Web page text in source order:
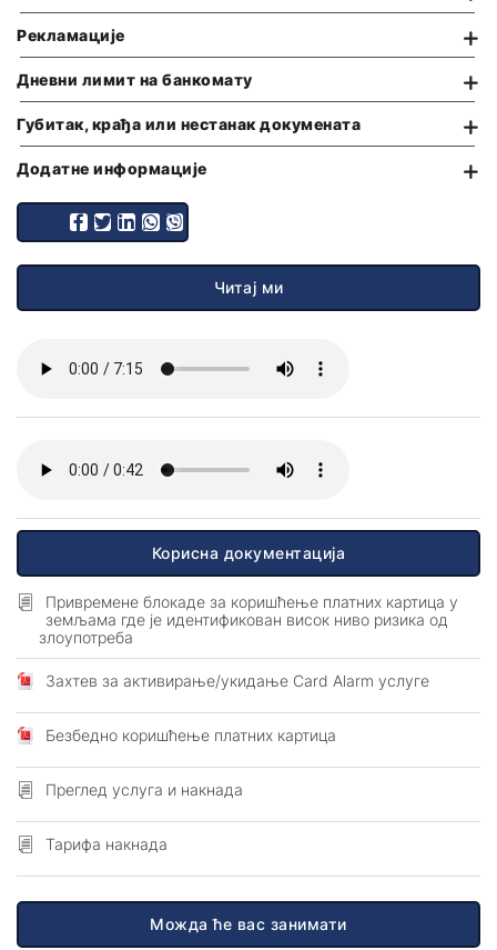
ОПШТИ УСЛОВИ ПОСЛОВАЊА
Рекламације
Дневни лимит на банкомату
Губитак, крађа или нестанак докумената
Додатне информације
Читај ми
Корисна документација
Привремене блокаде за коришћење платних картица у
земљама где је идентификован висок ниво ризика од
злоупотреба
Захтев за активирање/укидање Card Alarm услуге
Безбедно коришћење платних картица
Преглед услуга и накнада
Тарифа накнада
Можда ће вас занимати